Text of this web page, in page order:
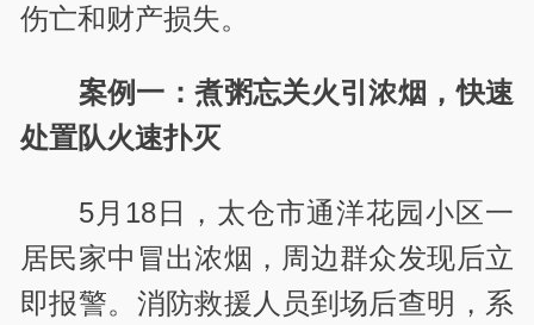
伤亡和财产损失。
案例一：煮粥忘关火引浓烟，快速
处置队火速扑灭
5月18日，太仓市通洋花园小区一
居民家中冒出浓烟，周边群众发现后立
即报警。消防救援人员到场后查明，系